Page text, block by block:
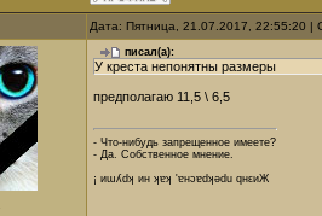
Дата: Пятница, 21.07.2017, 22:55:20
писал(а):
У креста непонятны размеры
предполагаю 11,5 \ 6,5
- Что-нибудь запрещенное имеете?
- Да. Собственное мнение.
¡ иɯʎdʞ ин ʞɐʞ 'ɐнɔɐdʞǝdu qнεиЖ